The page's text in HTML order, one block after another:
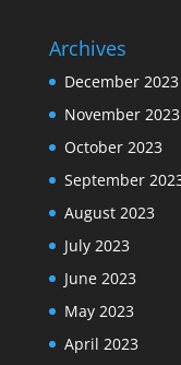
Archives
December 2023
November 2023
October 2023
September
August 2023
July 2023
June 2023
May 2023
April 2023